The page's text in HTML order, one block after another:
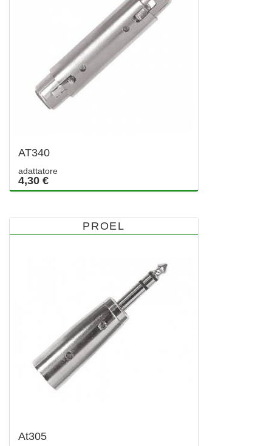
AT340
adattatore
4,30 €
PROEL
At305